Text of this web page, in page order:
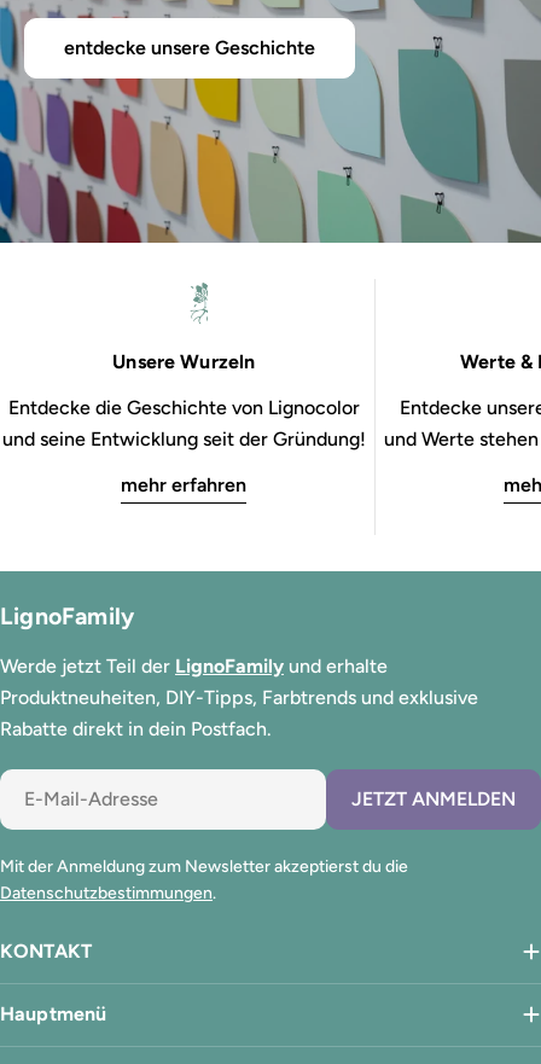
entdecke unsere Geschichte
Unsere Wurzeln
Entdecke die Geschichte von Lignocolor
und seine Entwicklung seit der Gründung!
mehr erfahren
Werte &
Entdecke
und Werte
KONTAKT
Hauptmenü
LignoFamily
Werde jetzt Teil der LignoFamily und erhalte
Produktneuheiten, DIY-Tipps, Farbtrends und exklusive
Rabatte direkt in dein Postfach.
E-
Mail
JETZT ANMELDEN
Mit der Anmeldung zum Newsletter akzeptierst du die
Datenschutzbestimmungen.